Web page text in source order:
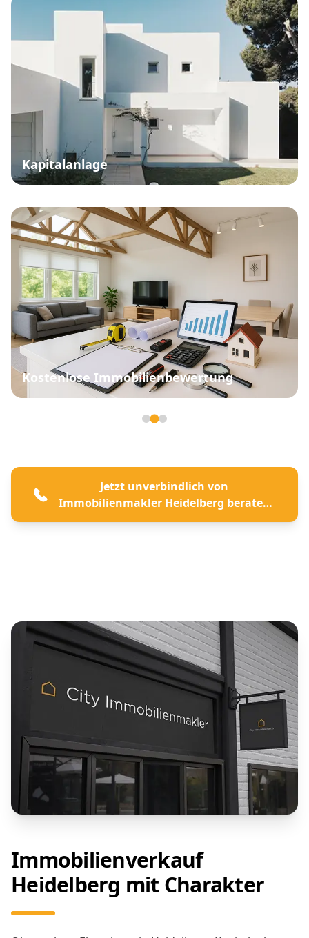
Kapitalanlage
Kostenlose Immobilienbewertung
Jetzt unverbindlich von
Immobilienmakler Heidelberg beraten
lassen
Immobilienverkauf
Heidelberg mit Charakter